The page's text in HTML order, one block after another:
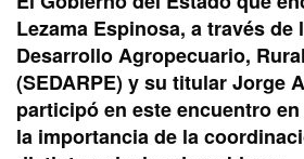
Lezama Espinosa, a través de
Desarrollo Agropecuario,
(SEDARPE) y su titular Jorge
participó en este encuentro
la importancia de la